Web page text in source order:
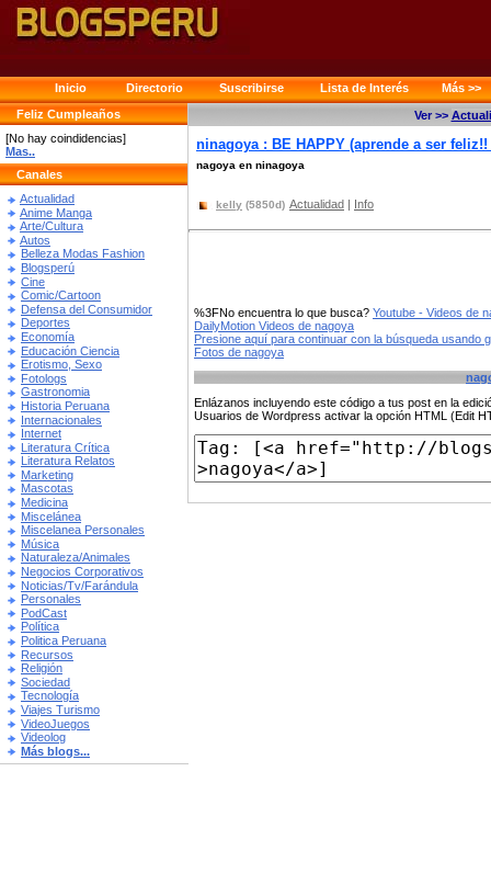
Inicio Directorio Suscribirse Lista de Interés
Más >>
Feliz Cumpleaños
[No hay coindidencias]
Mas..
Canales
Actualidad
Anime Manga
Arte/Cultura
Autos
Belleza Modas Fashion
Blogsperú
Cine
Comic/Cartoon
Defensa del Consumidor
Deportes
Economía
Educación Ciencia
Erotismo, Sexo
Fotologs
Gastronomia
Historia Peruana
Internacionales
Internet
Literatura Crítica
Literatura Relatos
Marketing
Mascotas
Medicina
Miscelánea
Miscelanea Personales
Música
Naturaleza/Animales
Negocios Corporativos
Noticias/Tv/Farándula
Personales
PodCast
Política
Politica Peruana
Recursos
Religión
Sociedad
Tecnología
Viajes Turismo
VideoJuegos
Videolog
Más blogs...
Ver >>
ninagoya : BE HAPPY (aprende a ser feliz!!
nagoya en ninagoya
kelly (5850d) Actualidad | Info
%3FNo encuentra lo que busca? Youtube - Videos de
DailyMotion Videos de nagoya
Presione aquí para continuar con la búsqueda usando
Fotos de nagoya
Enlázanos incluyendo este código a tus post en la
Usuarios de Wordpress activar la opción HTML (Edit